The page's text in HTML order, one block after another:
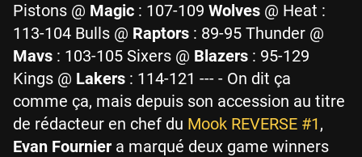
Pistons @ Magic : 107-109 Wolves @ Heat :
113-104 Bulls @ Raptors : 89-95 Thunder @
Mavs : 103-105 Sixers @ Blazers : 95-129
Kings @ Lakers : 114-121 --- - On dit ça
comme ça, mais depuis son accession au titre
de rédacteur en chef du Mook REVERSE #1,
Evan Fournier a marqué deux game winners